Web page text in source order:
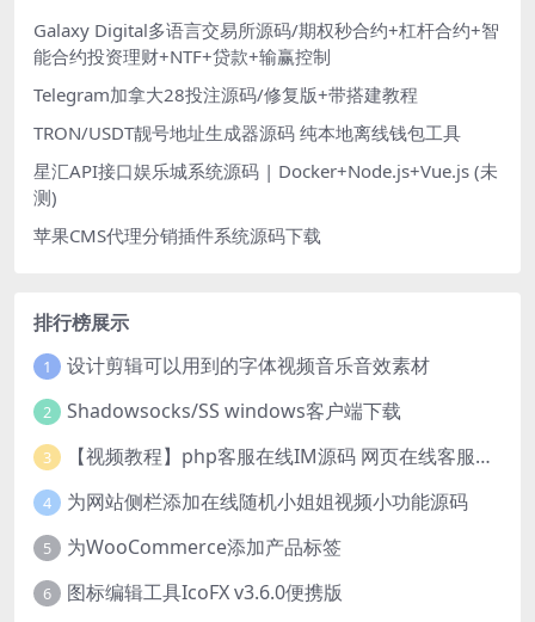
Galaxy Digital多语言交易所源码/期权秒合约+杠杆合约+智
能合约投资理财+NTF+贷款+输赢控制
Telegram加拿大28投注源码/修复版+带搭建教程
TRON/USDT靓号地址生成器源码 纯本地离线钱包工具
星汇API接口娱乐城系统源码 | Docker+Node.js+Vue.js (未
测)
苹果CMS代理分销插件系统源码下载
排行榜展示
1 设计剪辑可以用到的字体视频音乐音效素材
2 Shadowsocks/SS windows客户端下载
3 【视频教程】php客服在线IM源码 网页在线客服软件代码
4 为网站侧栏添加在线随机小姐姐视频小功能源码
5 为WooCommerce添加产品标签
6 图标编辑工具IcoFX v3.6.0便携版